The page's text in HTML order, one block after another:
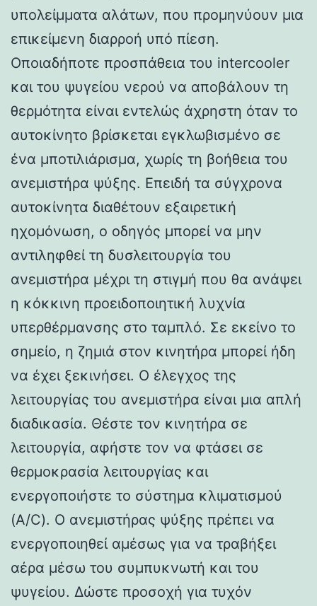
υπολείμματα αλάτων, που προμηνύουν μια
επικείμενη διαρροή υπό πίεση.
Οποιαδήποτε προσπάθεια του intercooler
και του ψυγείου νερού να αποβάλουν τη
θερμότητα είναι εντελώς άχρηστη όταν το
αυτοκίνητο βρίσκεται εγκλωβισμένο σε
ένα μποτιλιάρισμα, χωρίς τη βοήθεια του
ανεμιστήρα ψύξης. Επειδή τα σύγχρονα
αυτοκίνητα διαθέτουν εξαιρετική
ηχομόνωση, ο οδηγός μπορεί να μην
αντιληφθεί τη δυσλειτουργία του
ανεμιστήρα μέχρι τη στιγμή που θα ανάψει
η κόκκινη προειδοποιητική λυχνία
υπερθέρμανσης στο ταμπλό. Σε εκείνο το
σημείο, η ζημιά στον κινητήρα μπορεί ήδη
να έχει ξεκινήσει. Ο έλεγχος της
λειτουργίας του ανεμιστήρα είναι μια απλή
διαδικασία. Θέστε τον κινητήρα σε
λειτουργία, αφήστε τον να φτάσει σε
θερμοκρασία λειτουργίας και
ενεργοποιήστε το σύστημα κλιματισμού
(A/C). Ο ανεμιστήρας ψύξης πρέπει να
ενεργοποιηθεί αμέσως για να τραβήξει
αέρα μέσω του συμπυκνωτή και του
ψυγείου. Δώστε προσοχή για τυχόν